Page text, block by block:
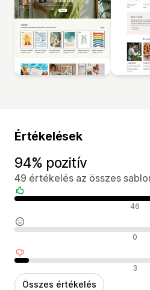
Értékelések
94% pozitív
49 értékelés az összes
Pozitív értékelések 46
Semleges értékelések 0
Negatív értékelések 3
Összes értékelés